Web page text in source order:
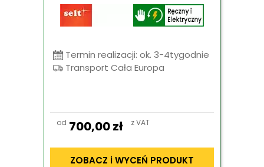
Termin realizacji: ok. 3-4tygodnie
Transport Cała Europa
od 700,00zł z VAT
ZOBACZ i WYCEŃ PRODUKT